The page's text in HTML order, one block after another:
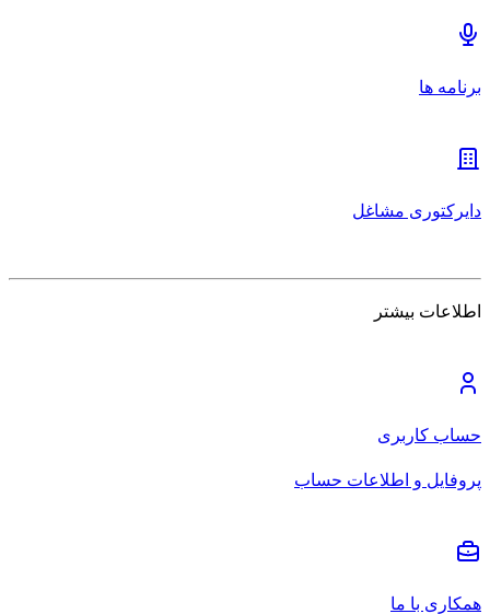
برنامه ها
دایرکتوری مشاغل
اطلاعات بیشتر
حساب کاربری
پروفایل و اطلاعات حساب
همکاری با ما